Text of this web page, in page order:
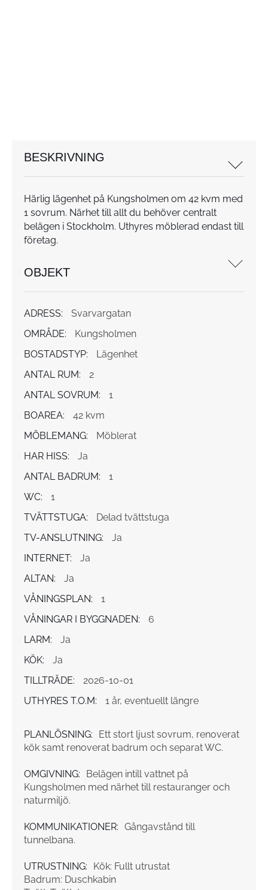
BESKRIVNING
Härlig lägenhet på Kungsholmen om 42 kvm med
1 sovrum. Närhet till allt du behöver centralt
belägen i Stockholm. Uthyres möblerad endast till
företag.
OBJEKT
ADRESS:
Svarvargatan
OMRÅDE:
Kungsholmen
BOSTADSTYP:
Lägenhet
ANTAL RUM:
2
ANTAL SOVRUM:
1
BOAREA:
42 kvm
MÖBLEMANG:
Möblerat
HAR HISS:
Ja
ANTAL BADRUM:
1
WC:
1
TVÄTTSTUGA:
Delad tvättstuga
TV-ANSLUTNING:
Ja
INTERNET:
Ja
ALTAN:
Ja
VÅNINGSPLAN:
1
VÅNINGAR I BYGGNADEN:
6
LARM:
Ja
KÖK:
Ja
TILLTRÄDE:
2026-10-01
UTHYRES T.O.M:
1 år, eventuellt längre
PLANLÖSNING:
Ett stort ljust sovrum, renoverat
kök samt renoverat badrum och separat WC.
OMGIVNING:
Belägen intill vattnet på
Kungsholmen med närhet till restauranger och
naturmiljö.
KOMMUNIKATIONER: Gångavstånd till
tunnelbana.
UTRUSTNING:
Kök: Fullt utrustat
Badrum: Duschkabin